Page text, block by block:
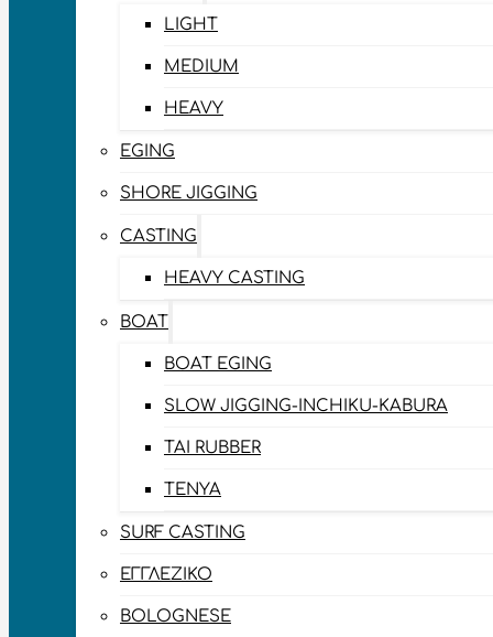
LIGHT
MEDIUM
HEAVY
EGING
SHORE JIGGING
CASTING
HEAVY CASTING
BOAT
BOAT EGING
SLOW JIGGING-INCHIKU-KABURA
TAI RUBBER
TENYA
SURF CASTING
ΕΓΓΛΈΖΙΚΟ
BOLOGNESE